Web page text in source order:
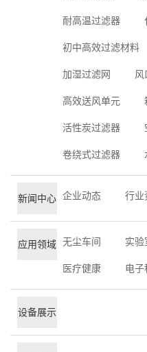
耐高温过滤器
初中高效过滤材料
加湿过滤网 风
高效送风单元
活性炭过滤器
卷绕式过滤器
新闻中心 企业动态 行业
应用领域 无尘车间 实验
医疗健康 电子
设备展示